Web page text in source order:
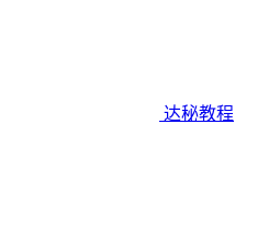
达秘教程